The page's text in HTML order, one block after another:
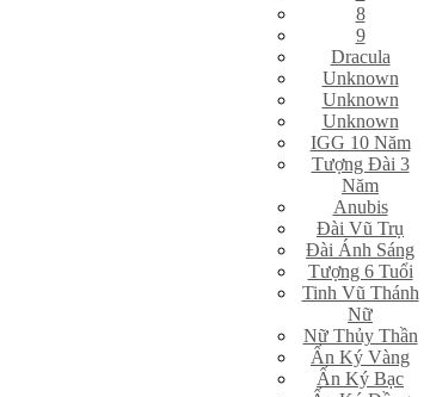
8
9
Dracula
Unknown
Unknown
Unknown
IGG 10 Năm
Tượng Đài 3
Năm
Anubis
Đài Vũ Trụ
Đài Ánh Sáng
Tượng 6 Tuổi
Tinh Vũ Thánh
Nữ
Nữ Thủy Thần
Ấn Ký Vàng
Ấn Ký Bạc